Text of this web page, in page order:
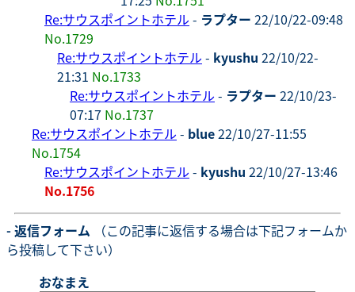
Re:サウスポイントホテル - ラプター 22/10/22-09:48
No.1729
Re:サウスポイントホテル - kyushu 22/10/22-
21:31 No.1733
Re:サウスポイントホテル - ラプター 22/10/23-
07:17 No.1737
Re:サウスポイントホテル - blue22/10/27-11:55
No.1754
Re:サウスポイントホテル - kyushu 22/10/27-13:46
No.1756
- 返信フォーム （この記事に返信する場合は下記フォームか
ら投稿して下さい）
おなまえ